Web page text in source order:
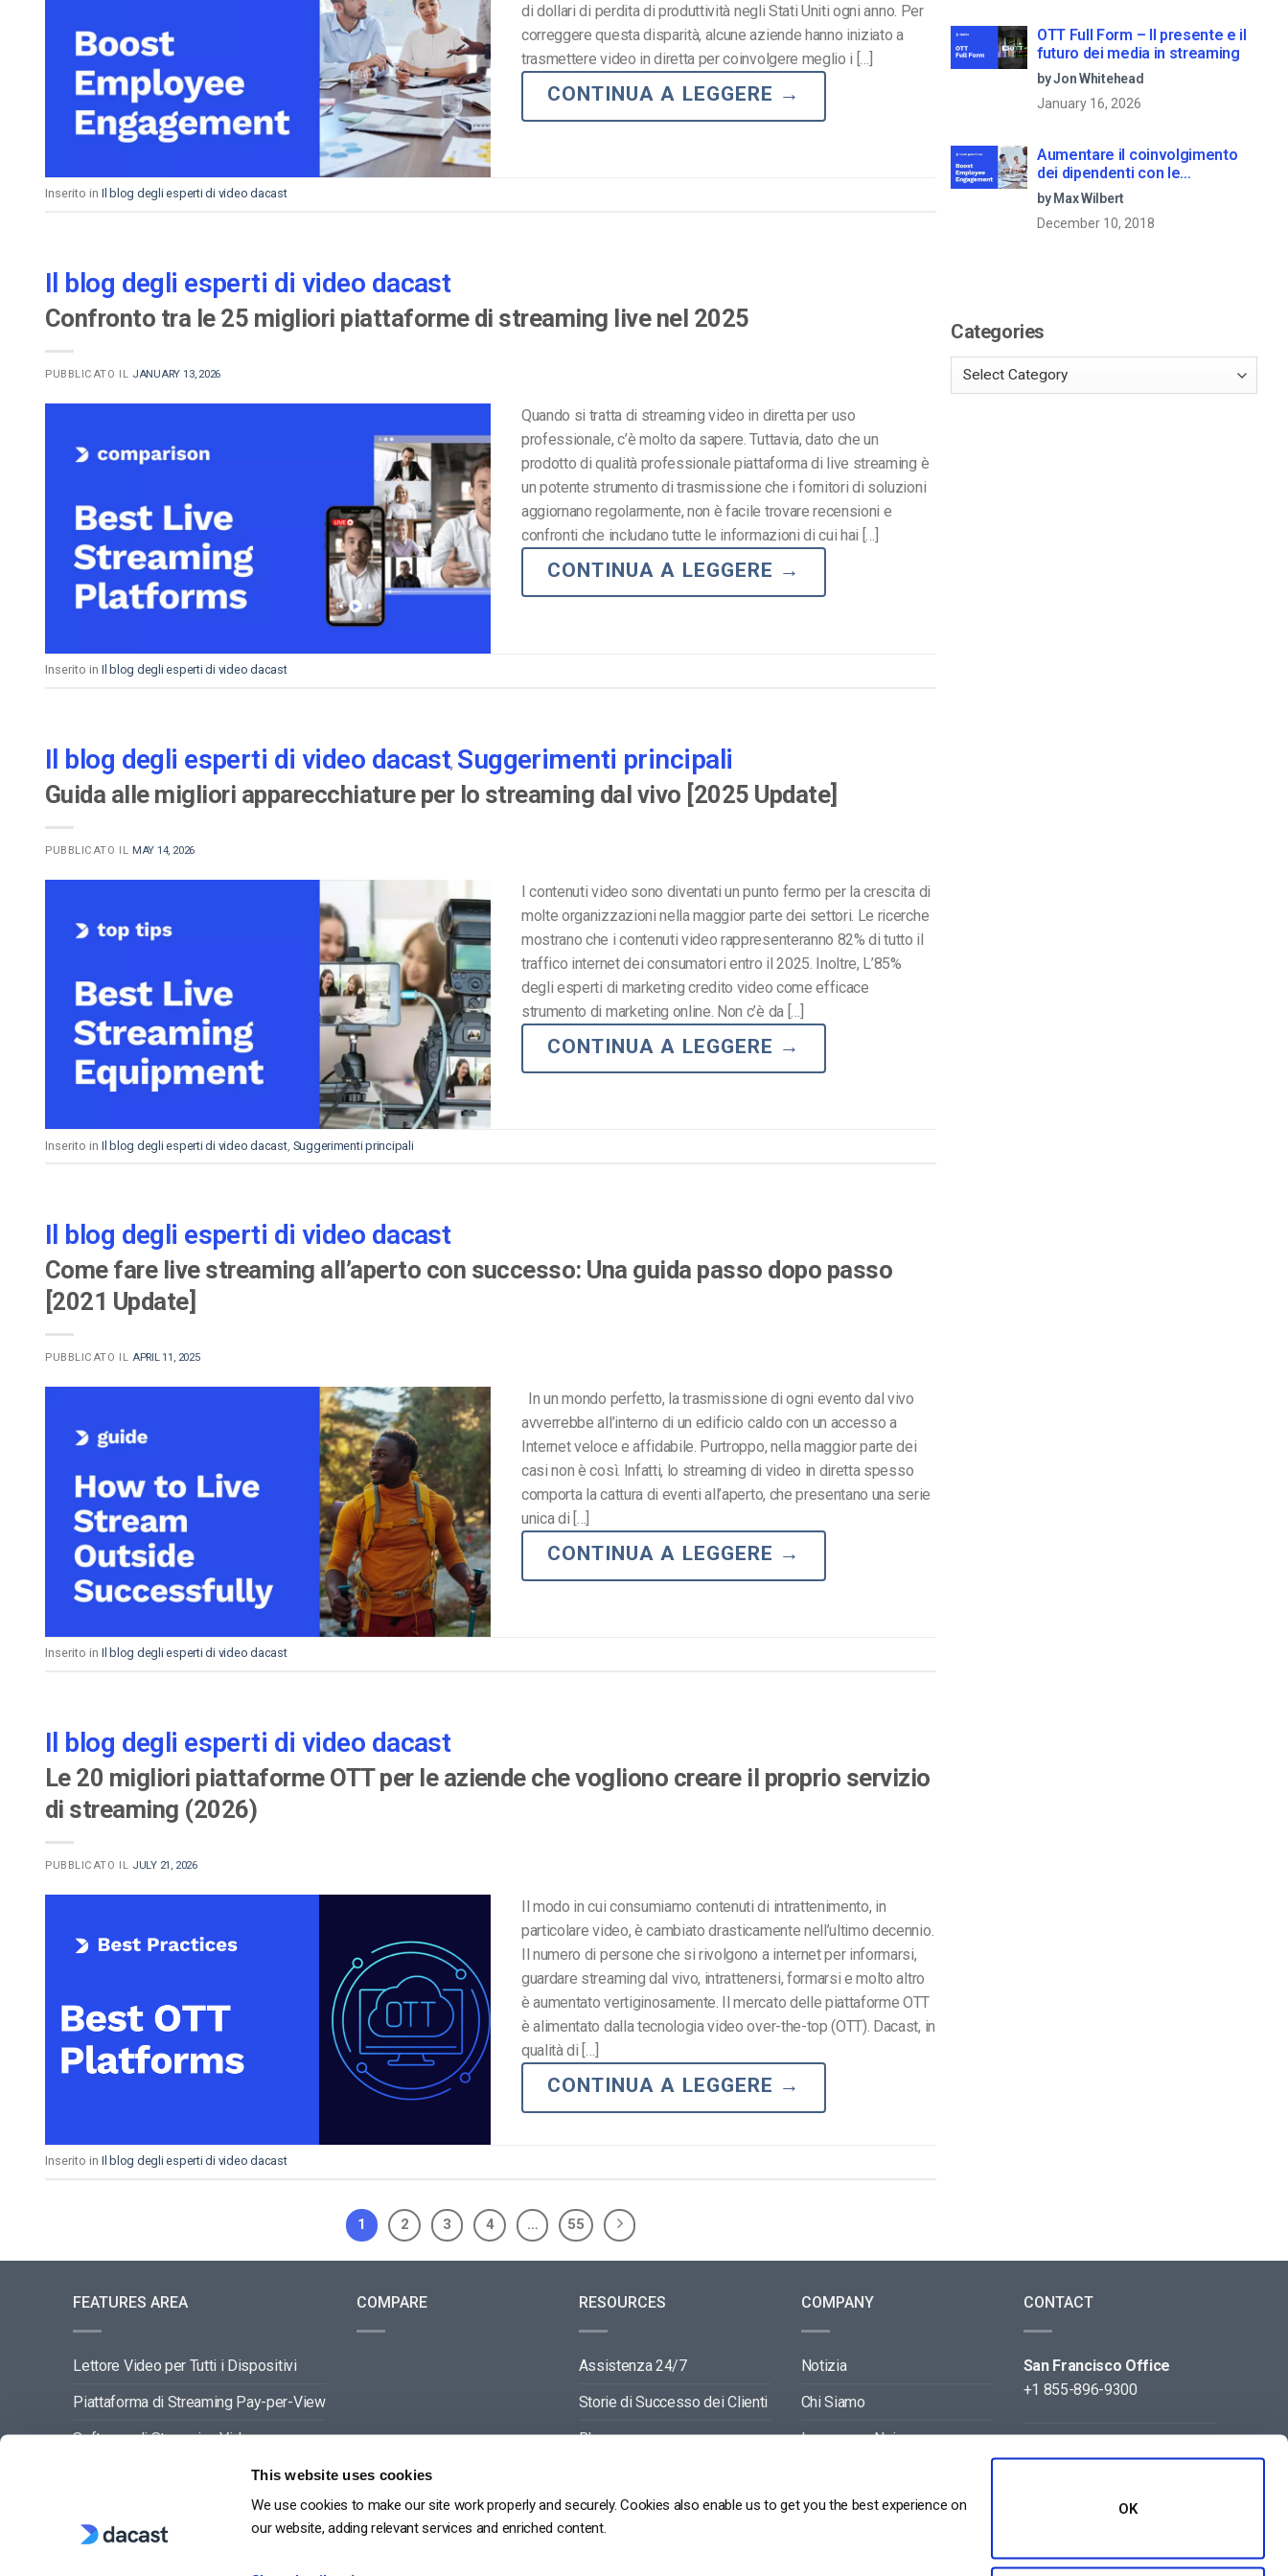
This website uses cookies
We use cookies to make our site work properly and securely. Cookies also enable us to get you the best experience on
our website, adding relevant services and enriched content.
OK
Video CMS
Privacy e Sicurezza
Monetizzazione Video
Video Marketing
di dollari di perdita di produttività negli Stati Uniti ogni anno. Per
correggere questa disparità, alcune aziende hanno iniziato a
trasmettere video in diretta per coinvolgere meglio i […]
CONTINUA A LEGGERE →
Inserito in Il blog degli esperti di video dacast
Il blog degli esperti di video dacast
Confronto tra le 25 migliori piattaforme di streaming live nel 2025
PUBBLICATO IL JANUARY 13, 2026
Quando si tratta di streaming video in diretta per uso
professionale, c’è molto da sapere. Tuttavia, dato che un
prodotto di qualità professionale piattaforma di live streaming è
un potente strumento di trasmissione che i fornitori di soluzioni
aggiornano regolarmente, non è facile trovare recensioni e
confronti che includano tutte le informazioni di cui hai […]
CONTINUA A LEGGERE →
Inserito in Il blog degli esperti di video dacast
Il blog degli esperti di video dacast, Suggerimenti principali
Guida alle migliori apparecchiature per lo streaming dal vivo [2025 Update]
PUBBLICATO IL MAY 14, 2026
I contenuti video sono diventati un punto fermo per la crescita di
molte organizzazioni nella maggior parte dei settori. Le ricerche
mostrano che i contenuti video rappresenteranno 82% di tutto il
traffico internet dei consumatori entro il 2025. Inoltre, L’85%
degli esperti di marketing credito video come efficace
strumento di marketing online. Non c’è da […]
CONTINUA A LEGGERE →
Inserito in Il blog degli esperti di video dacast, Suggerimenti principali
Il blog degli esperti di video dacast
Come fare live streaming all’aperto con successo: Una guida passo dopo passo
[2021 Update]
PUBBLICATO IL APRIL 11, 2025
In un mondo perfetto, la trasmissione di ogni evento dal vivo
avverrebbe all’interno di un edificio caldo con un accesso a
Internet veloce e affidabile. Purtroppo, nella maggior parte dei
casi non è così. Infatti, lo streaming di video in diretta spesso
comporta la cattura di eventi all’aperto, che presentano una serie
unica di […]
CONTINUA A LEGGERE →
Inserito in Il blog degli esperti di video dacast
Il blog degli esperti di video dacast
Le 20 migliori piattaforme OTT per le aziende che vogliono creare il proprio servizio
di streaming (2026)
PUBBLICATO IL JULY 21, 2026
Il modo in cui consumiamo contenuti di intrattenimento, in
particolare video, è cambiato drasticamente nell’ultimo decennio.
Il numero di persone che si rivolgono a internet per informarsi,
guardare streaming dal vivo, intrattenersi, formarsi e molto altro
è aumentato vertiginosamente. Il mercato delle piattaforme OTT
è alimentato dalla tecnologia video over-the-top (OTT). Dacast, in
qualità di […]
CONTINUA A LEGGERE →
Inserito in Il blog degli esperti di video dacast
1 2 3 4 … 55
OTT Full Form – Il presente e il
futuro dei media in streaming
by Jon Whitehead
January 16, 2026
Aumentare il coinvolgimento
dei dipendenti con le
comunicazioni aziendali in live
streaming
by Max Wilbert
December 10, 2018
Categories
FEATURES AREA
Lettore Video per Tutti i Dispositivi
Piattaforma di Streaming Pay-per-View
Software di Streaming Video
Gestione dei Contenuti Video
COMPARE RESOURCES
Assistenza 24/7
Storie di Successo dei Clienti
Blog
Player API Documentation
COMPANY
Notizia
Chi Siamo
Lavora con Noi
Partners
CONTACT
San Francisco Office
+1 855-896-9300
Beijing Office
+86 105-123-5043